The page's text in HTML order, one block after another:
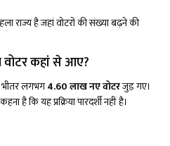
राज्य है जहां वोटरों की संख्या बढ़ने की
कहां से आए?
लगभग4.60 लाख नए वोटरजुड़ गए।
है कि यह प्रक्रिया पारदर्शी नहीं है।